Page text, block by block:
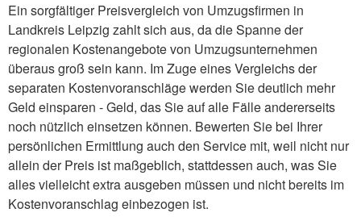
Ein sorgfältiger Preisvergleich von Umzugsfirmen in
Landkreis Leipzig zahlt sich aus, da die Spanne der
regionalen Kostenangebote von Umzugsunternehmen
überaus groß sein kann. Im Zuge eines Vergleichs der
separaten Kostenvoranschläge werden Sie deutlich mehr
Geld einsparen - Geld, das Sie auf alle Fälle andererseits
noch nützlich einsetzen können. Bewerten Sie bei Ihrer
persönlichen Ermittlung auch den Service mit, weil nicht nur
allein der Preis ist maßgeblich, stattdessen auch, was Sie
alles vielleicht extra ausgeben müssen und nicht bereits im
Kostenvoranschlag einbezogen ist.